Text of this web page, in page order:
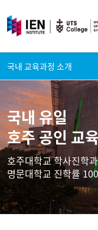
국내 유일
호주 공인 교
호주대학교 학사진학
명문대학교 진학률
국내 교육과정 소개